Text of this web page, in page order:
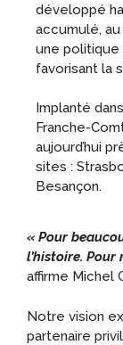
développé
accumulé,
une politique
favorisant la
Implanté
Franche-
aujourd’hui
sites :
Besançon.
« Pour
l’histoire. Pour
affirme Michel
Notre vision
partenaire